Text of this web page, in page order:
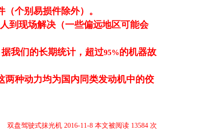
个别易损件除外）。
到现场解决（一些偏远地区可能会
我们的长期统计，超过95%的机器故
两种动力均为国内同类发动机中的佼
双盘驾驶式抹光机 2016-11-8 本文被阅读 13584 次